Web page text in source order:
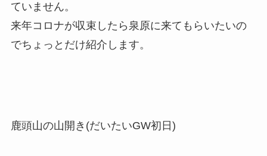
ていません。
来年コロナが収束したら泉原に来てもらいたいの
でちょっとだけ紹介します。
鹿頭山の山開き(だいたいGW初日)